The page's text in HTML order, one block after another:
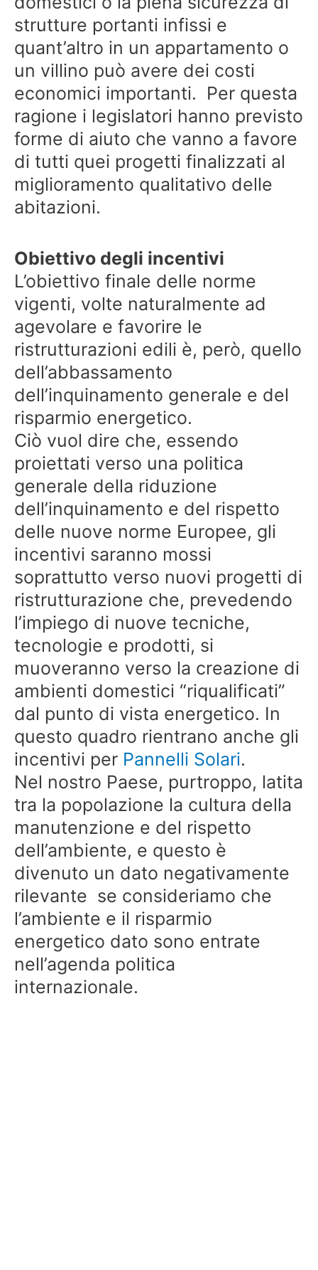
strutture portanti infissi e
quant’altro in un appartamento o
un villino può avere dei costi
economici importanti. Per questa
ragione i legislatori hanno previsto
forme di aiuto che vanno a favore
di tutti quei progetti finalizzati al
miglioramento qualitativo delle
abitazioni.
Obiettivo degli incentivi
L’obiettivo finale delle norme
vigenti, volte naturalmente ad
agevolare e favorire le
ristrutturazioni edili è, però, quello
dell’abbassamento
dell’inquinamento generale e del
risparmio energetico.
Ciò vuol dire che, essendo
proiettati verso una politica
generale della riduzione
dell’inquinamento e del rispetto
delle nuove norme Europee, gli
incentivi saranno mossi
soprattutto verso nuovi progetti di
ristrutturazione che, prevedendo
l’impiego di nuove tecniche,
tecnologie e prodotti, si
muoveranno verso la creazione di
ambienti domestici “riqualificati”
dal punto di vista energetico. In
questo quadro rientrano anche gli
incentivi per Pannelli Solari.
Nel nostro Paese, purtroppo, latita
tra la popolazione la cultura della
manutenzione e del rispetto
dell’ambiente, e questo è
divenuto un dato negativamente
rilevante se consideriamo che
l’ambiente e il risparmio
energetico dato sono entrate
nell’agenda politica
internazionale.